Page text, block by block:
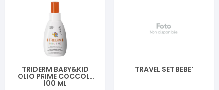
TRIDERM BABY&KID
OLIO PRIME COCCOLE
100 ML
TRAVEL SET BEBE'